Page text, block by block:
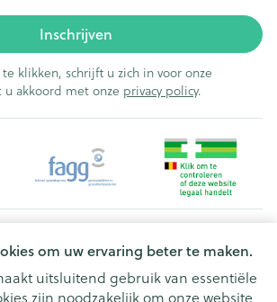
om uw ervaring beter te maken.
uitsluitend gebruik van essentiële
zijn noodzakelijk om onze website
Inschrijven
klikken, schrijft u zich in voor onze
akkoord met onze privacy policy.